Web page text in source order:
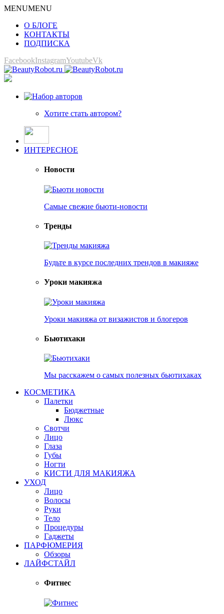
MENUMENU
О БЛОГЕ
КОНТАКТЫ
ПОДПИСКА
FacebookInstagramYoutubeVk
Хотите стать автором?
ИНТЕРЕСНОЕ
Новости
Самые свежие бьюти-новости
Тренды
Будьте в курсе последних трендов в макияже
Уроки макияжа
Уроки макияжа от визажистов и блогеров
Бьютихаки
Мы расскажем о самых полезных бьютихаках
КОСМЕТИКА
Палетки
Бюджетные
Люкс
Свотчи
Лицо
Глаза
Губы
Ногти
КИСТИ ДЛЯ МАКИЯЖА
УХОД
Лицо
Волосы
Руки
Тело
Процедуры
Гаджеты
ПАРФЮМЕРИЯ
Обзоры
ЛАЙФСТАЙЛ
Фитнес